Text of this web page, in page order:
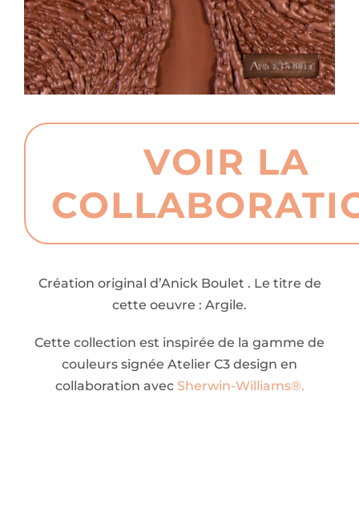
VOIR LA
Création original d’Anick Boulet . Le titre de
cette oeuvre : Argile.
Cette collection est inspirée de la gamme de
couleurs signée Atelier C3 design en
collaboration avec Sherwin-Williams®.